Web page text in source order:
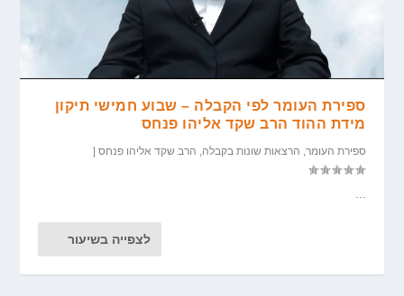
ספירת העומר לפי הקבלה – שבוע חמישי תיקון
מידת ההוד הרב שקד אליהו פנחס
ספירת העומר, הרצאות שונות בקבלה, הרב שקד אליהו פנחס
לצפייה בשיעור